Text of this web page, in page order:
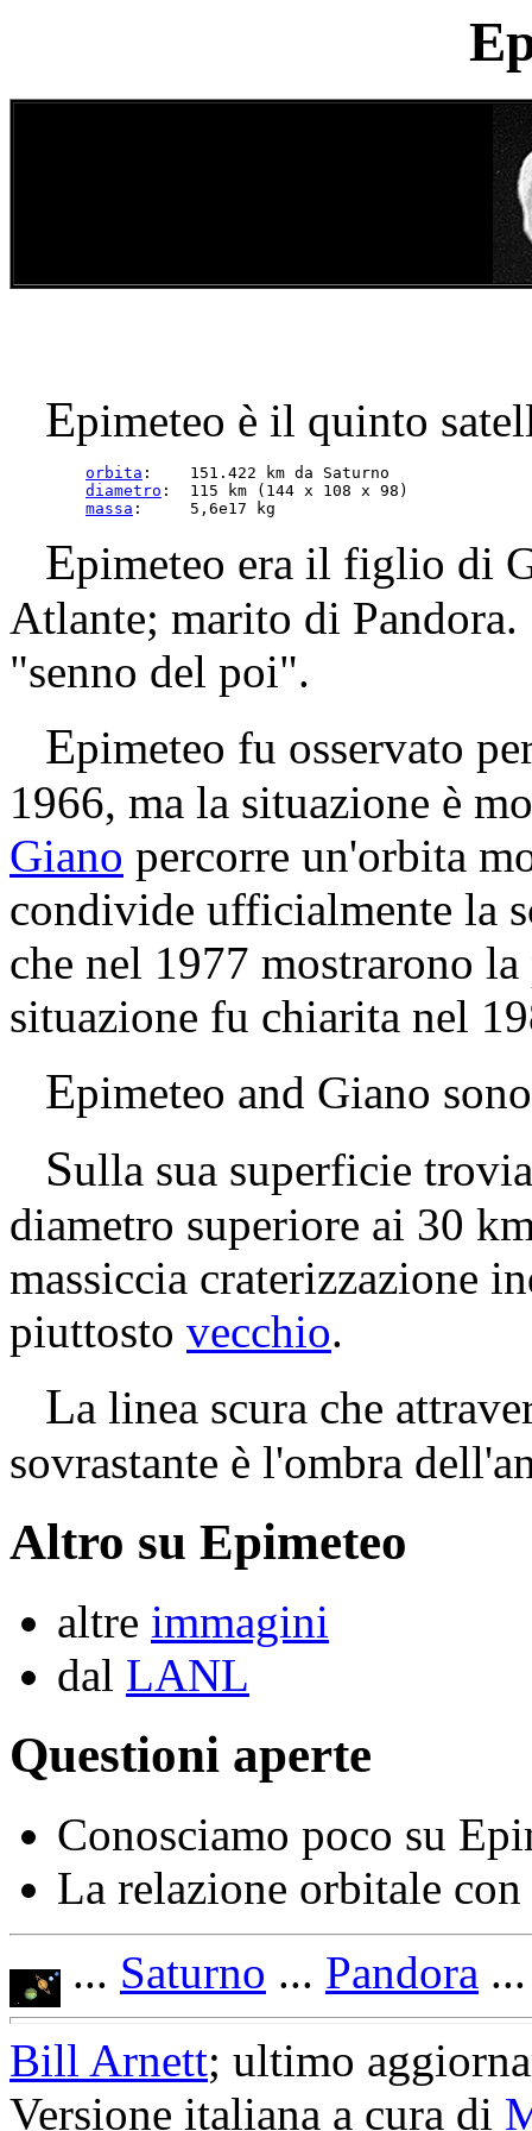
Epimeteo è il quinto
orbita :    151.422 km da Saturno
diametro :  115 km (144 x 108 x 98)
massa :     5,6e17 kg
Epimeteo era il figlio di
Atlante; marito di
"senno del poi".
Epimeteo fu osservato
1966, ma la situazione è
Giano percorre un'orbita
condivide ufficialmente la
che nel 1977 mostrarono
situazione fu chiarita nel
Epimeteo and Giano
Sulla sua superficie
diametro superiore ai 30
massiccia craterizzazione
piuttosto vecchio.
La linea scura che
sovrastante è l'ombra
Altro su Epimeteo
altre immagini
dal LANL
Questioni aperte
Conosciamo poco su
La relazione orbitale
... Saturno ... Pandora
Bill Arnett; ultimo
Versione italiana a cura di